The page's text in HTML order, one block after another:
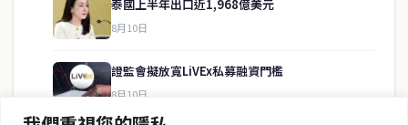
泰國上半年出口近1,968億美元
8月10日
證監會擬放寬LiVEx私募融資門檻
8月10日
房地產